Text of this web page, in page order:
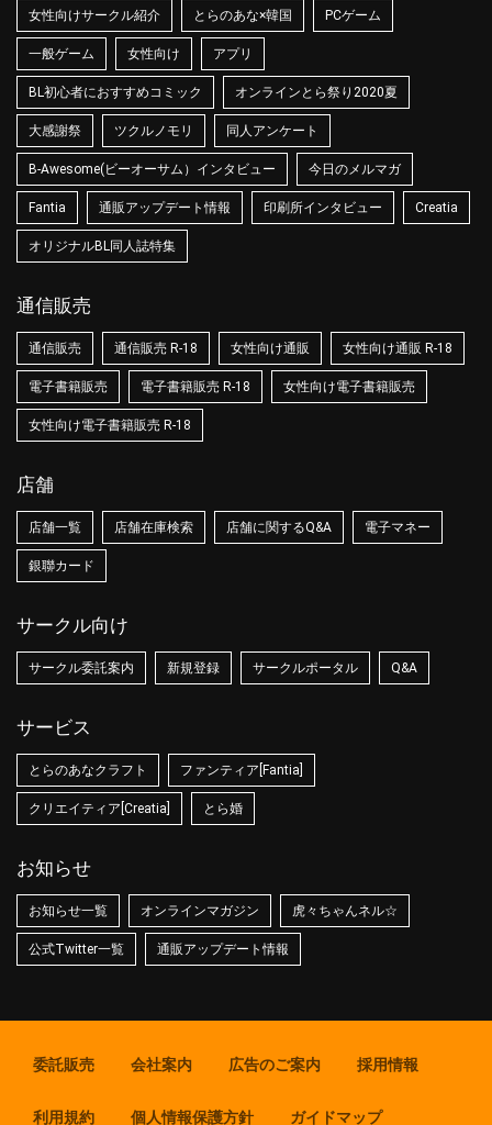
女性向けサークル紹介 とらのあな×韓国 PCゲーム
一般ゲーム 女性向け アプリ
BL初心者におすすめコミック オンラインとら祭り2020夏
大感謝祭 ツクルノモリ 同人アンケート
B-Awesome(ビーオーサム）インタビュー 今日のメルマガ
Fantia 通販アップデート情報 印刷所インタビュー Creatia
オリジナルBL同人誌特集
通信販売
通信販売 通信販売 R-18 女性向け通販 女性向け通販 R-18
電子書籍販売 電子書籍販売 R-18 女性向け電子書籍販売
女性向け電子書籍販売 R-18
店舗
店舗一覧 店舗在庫検索 店舗に関するQ&A 電子マネー
銀聯カード
サークル向け
サークル委託案内 新規登録 サークルポータル Q&A
サービス
とらのあなクラフト ファンティア[Fantia]
クリエイティア[Creatia] とら婚
お知らせ
お知らせ一覧 オンラインマガジン 虎々ちゃんネル☆
公式Twitter一覧 通販アップデート情報
委託販売 会社案内 広告のご案内 採用情報
利用規約 個人情報保護方針 ガイドマップ